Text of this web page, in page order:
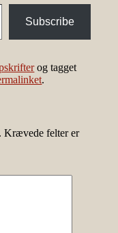
Subscribe
og tagget
.
Krævede felter er